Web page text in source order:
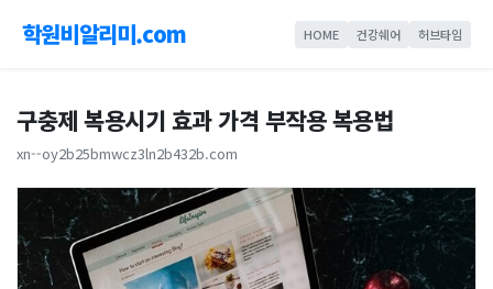
학원비알리미.com HOME 건강쉐어 허브타임
구충제 복용시기 효과 가격 부작용 복용법
xn--oy2b25bmwcz3ln2b432b.com